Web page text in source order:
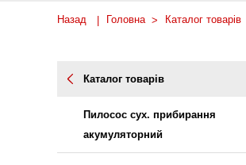
Назад Головна Каталог товарів
Каталог товарів
Пилосос сух. прибирання
акумуляторний